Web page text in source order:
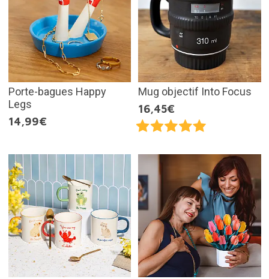
Porte-bagues Happy
Legs
14,99€
Mug objectif Into Focus
16,45€